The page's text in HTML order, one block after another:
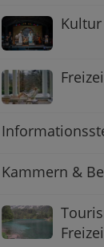
Kultur
Kammern &